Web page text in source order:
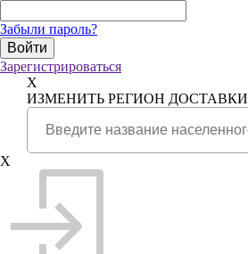
Забыли пароль?
Зарегистрироваться
X
ИЗМЕНИТЬ РЕГИОН ДОСТАВКИ
X